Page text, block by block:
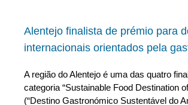
Alentejo finalista de prémio para
internacionais orientados pela
A região do Alentejo é uma das quatro
categoria “Sustainable Food Destination
(“Destino Gastronómico Sustentável do